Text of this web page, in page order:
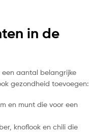
in de
een aantal belangrijke
gezondheid toevoegen:
en munt die voor een
knoflook en chili die